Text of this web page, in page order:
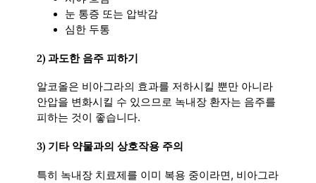
눈 통증 또는 압박감
심한 두통
2) 과도한 음주 피하기
알코올은 비아그라의 효과를 저하시킬 뿐만 아니라
안압을 변화시킬 수 있으므로 녹내장 환자는 음주를
피하는 것이 좋습니다.
3) 기타 약물과의 상호작용 주의
특히 녹내장 치료제를 이미 복용 중이라면, 비아그라